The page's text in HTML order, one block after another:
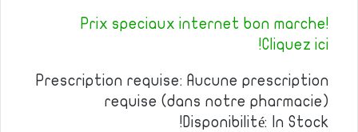
Prix speciaux internet bon marche!
Cliquez ici!
Prescription requise: Aucune prescription
requise (dans notre pharmacie)
Disponibilité: In Stock!